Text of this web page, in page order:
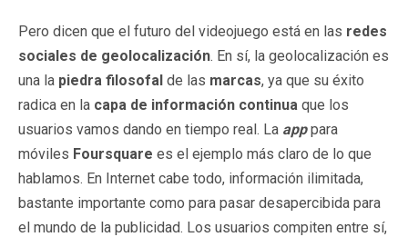
Pero dicen que el futuro del videojuego está en las redes
sociales de geolocalización. En sí, la geolocalización es
una la piedra filosofal de las marcas, ya que su éxito
radica en la capa de información continua que los
usuarios vamos dando en tiempo real. La apppara
móviles Foursquare es el ejemplo más claro de lo que
hablamos. En Internet cabe todo, información ilimitada,
bastante importante como para pasar desapercibida para
el mundo de la publicidad. Los usuarios compiten entre sí,